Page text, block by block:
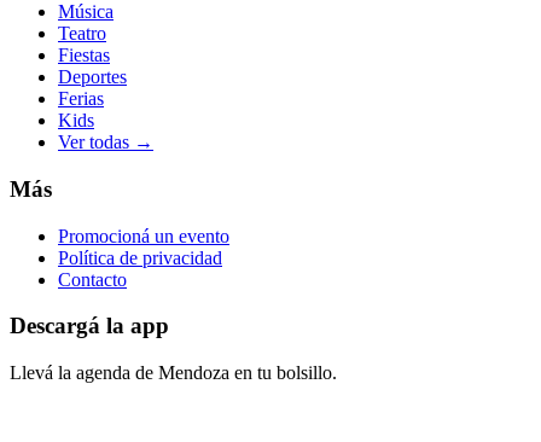
Música
Teatro
Fiestas
Deportes
Ferias
Kids
Ver todas →
Más
Promocioná un evento
Política de privacidad
Contacto
Descargá la app
Llevá la agenda de Mendoza en tu bolsillo.